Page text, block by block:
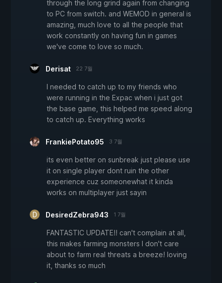
through the long grind again from changing
to PC from switch. and WEMOD in general is
amazing, much love to all the people that
work constantly on having fun in games
we've come to love so much.
Derisat 22 7월
I needed to catch up to my friends who
were running in the Expac when i just got
the base game, this helped me speed along
to catch up. Everything works
FrankiePotato95 3 7월
its even better on sunbreak just please use
it on single player dont ruin the other
experience cuz someonewhat it kinda
works on multiplayer just sayin
DesiredZebra943 1 7월
FANTASTIC UPDATE!! can't complain at all,
this makes farming monsters I don't care
about to farm real threats a breeze! loving
it, thanks so much